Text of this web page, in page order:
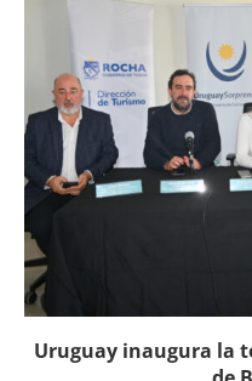
Uruguay inaugura la